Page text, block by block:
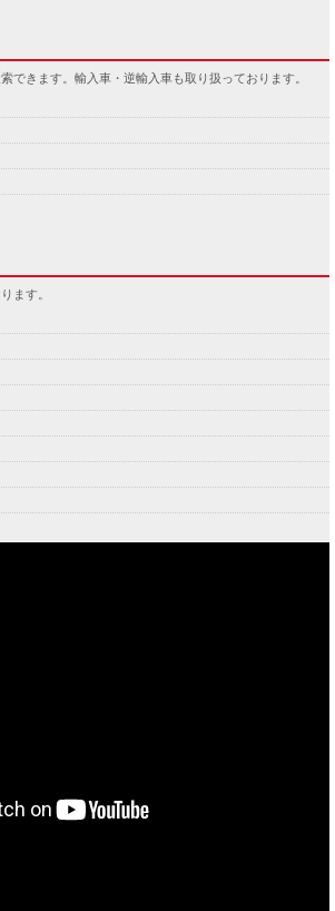
できます。輸入車・逆輸入車も取り扱っております。
ます。